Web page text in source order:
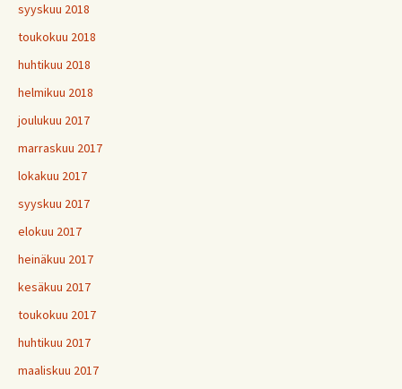
syyskuu 2018
toukokuu 2018
huhtikuu 2018
helmikuu 2018
joulukuu 2017
marraskuu 2017
lokakuu 2017
syyskuu 2017
elokuu 2017
heinäkuu 2017
kesäkuu 2017
toukokuu 2017
huhtikuu 2017
maaliskuu 2017